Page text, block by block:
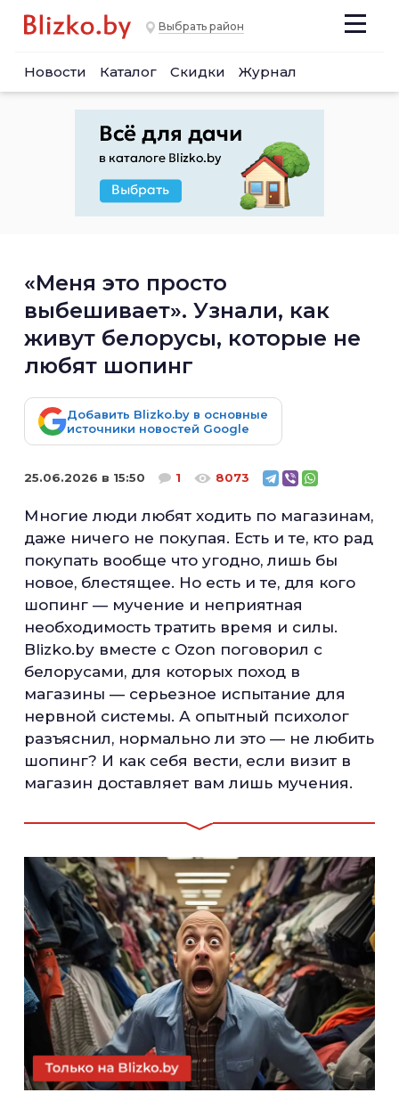
Выбрать район
Новости Каталог Скидки Журнал
«Меня это просто
выбешивает». Узнали, как
живут белорусы, которые не
любят шопинг
Добавить Blizko.by в основные
источники новостей Google
25.06.2026 в 15:50 1 8073
Многие люди любят ходить по магазинам,
даже ничего не покупая. Есть и те, кто рад
покупать вообще что угодно, лишь бы
новое, блестящее. Но есть и те, для кого
шопинг — мучение и неприятная
необходимость тратить время и силы.
Blizko.bу вместе с Ozon поговорил с
белорусами, для которых поход в
магазины — серьезное испытание для
нервной системы. А опытный психолог
разъяснил, нормально ли это — не любить
шопинг? И как себя вести, если визит в
магазин доставляет вам лишь мучения.